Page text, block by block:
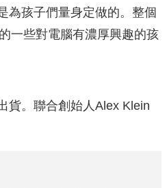
為孩子們量身定做的。整個
一些對電腦有濃厚興趣的孩
貨。聯合創始人Alex Klein